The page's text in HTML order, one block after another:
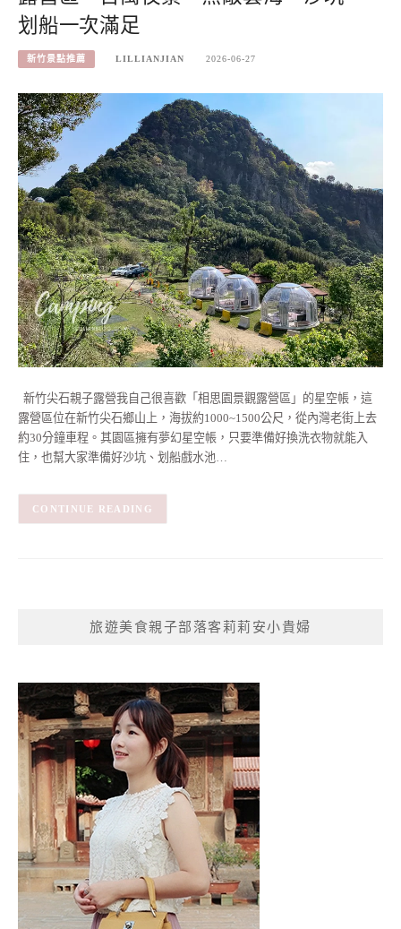
划船一次滿足
新竹景點推薦 LILLIANJIAN 2026-06-27
新竹尖石親子露營我自己很喜歡「相思園景觀露營區」的星空帳，這
露營區位在新竹尖石鄉山上，海拔約1000~1500公尺，從內灣老街上去
約30分鐘車程。其園區擁有夢幻星空帳，只要準備好換洗衣物就能入
住，也幫大家準備好沙坑、划船戲水池…
CONTINUE READING
旅遊美食親子部落客莉莉安小貴婦